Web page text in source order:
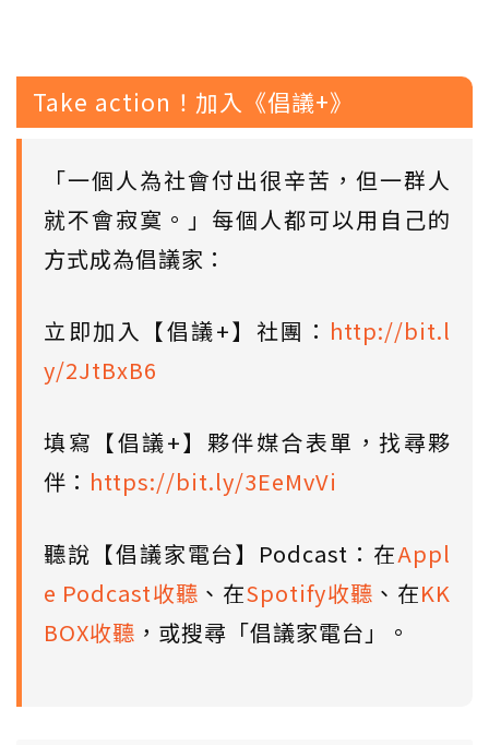
Take action！加入《倡議+》
「一個人為社會付出很辛苦，但一群人
就不會寂寞。」每個人都可以用自己的
方式成為倡議家：
立即加入【倡議+】社團： http://bit.l
y/2JtBxB6
填寫【倡議+】夥伴媒合表單，找尋夥
伴： https://bit.ly/3EeMvVi
聽說【倡議家電台】Podcast：在Appl
e Podcast收聽 、在Spotify收聽 、在KK
BOX收聽 ，或搜尋「倡議家電台」。